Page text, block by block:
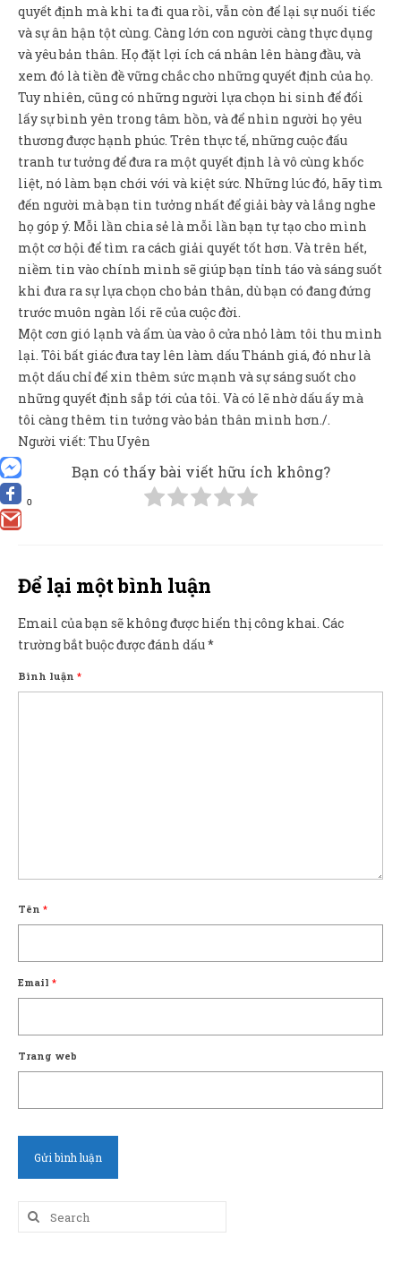
0
quyết định mà khi ta đi qua rồi, vẫn còn để lại sự nuối tiếc
và sự ân hận tột cùng. Càng lớn con người càng thực dụng
và yêu bản thân. Họ đặt lợi ích cá nhân lên hàng đầu, và
xem đó là tiền đề vững chắc cho những quyết định của họ.
Tuy nhiên, cũng có những người lựa chọn hi sinh để đổi
lấy sự bình yên trong tâm hồn, và để nhìn người họ yêu
thương được hạnh phúc. Trên thực tế, những cuộc đấu
tranh tư tưởng để đưa ra một quyết định là vô cùng khốc
liệt, nó làm bạn chới với và kiệt sức. Những lúc đó, hãy tìm
đến người mà bạn tin tưởng nhất để giải bày và lắng nghe
họ góp ý. Mỗi lần chia sẻ là mỗi lần bạn tự tạo cho mình
một cơ hội để tìm ra cách giải quyết tốt hơn. Và trên hết,
niềm tin vào chính mình sẽ giúp bạn tỉnh táo và sáng suốt
khi đưa ra sự lựa chọn cho bản thân, dù bạn có đang đứng
trước muôn ngàn lối rẽ của cuộc đời.
Một cơn gió lạnh và ẩm ùa vào ô cửa nhỏ làm tôi thu mình
lại. Tôi bất giác đưa tay lên làm dấu Thánh giá, đó như là
một dấu chỉ để xin thêm sức mạnh và sự sáng suốt cho
những quyết định sắp tới của tôi. Và có lẽ nhờ dấu ấy mà
tôi càng thêm tin tưởng vào bản thân mình hơn./.
Người viết: Thu Uyên
Bạn có thấy bài viết hữu ích không?
Để lại một bình luận
Email của bạn sẽ không được hiển thị công khai. Các
trường bắt buộc được đánh dấu*
Bình luận *
Tên *
Email *
Trang web
Search
for: